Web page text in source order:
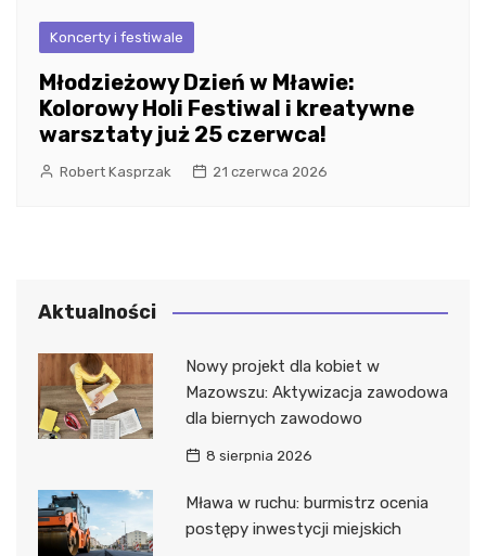
Koncerty i festiwale
Młodzieżowy Dzień w Mławie:
Kolorowy Holi Festiwal i kreatywne
warsztaty już 25 czerwca!
Robert Kasprzak 21 czerwca 2026
Aktualności
Nowy projekt dla kobiet w
Mazowszu: Aktywizacja zawodowa
dla biernych zawodowo
8 sierpnia 2026
Mława w ruchu: burmistrz ocenia
postępy inwestycji miejskich